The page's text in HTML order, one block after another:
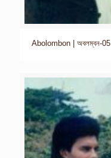
Abolombon | অবলম্বন-05